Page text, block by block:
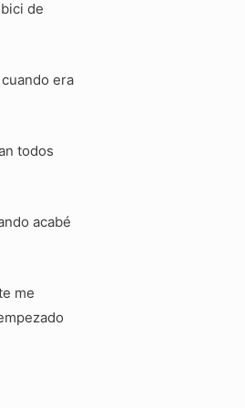
de
era
todos
acabé
me